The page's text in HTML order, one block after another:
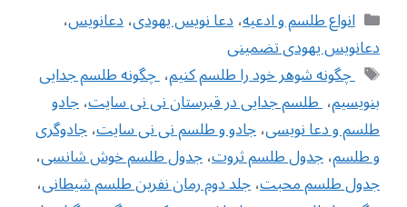
دسته‌ها
انواع طلسم و ادعیه،دعا نویس یهودی،دعانویس،
دعانویس یهودی تضمینی
برچسب‌ها
‌ چگونه شوهر خود را طلسم کنیم،‌ چگونه طلسم جدایی
بنویسیم،‌ طلسم جدایی در قبرستان نی نی سایت،جادو
طلسم و دعا نویسی،جادو و طلسم نی نی سایت،جادوگری
و طلسم،جدول طلسم ثروت،جدول طلسم خوش شانسی،
جدول طلسم محبت،جلد دوم رمان نفرین طلسم شیطانی،